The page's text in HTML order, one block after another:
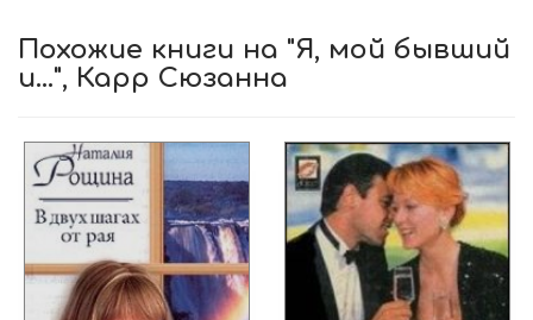
Похожие книги на "Я, мой бывший
и...", Карр Сюзанна